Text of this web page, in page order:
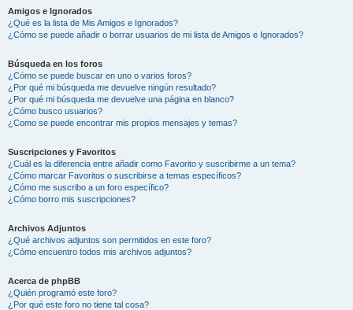
Amigos e Ignorados
¿Qué es la lista de Mis Amigos e Ignorados?
¿Cómo se puede añadir o borrar usuarios de mi lista de Amigos e Ignorados?
Búsqueda en los foros
¿Cómo se puede buscar en uno o varios foros?
¿Por qué mi búsqueda me devuelve ningún resultado?
¿Por qué mi búsqueda me devuelve una página en blanco?
¿Cómo busco usuarios?
¿Como se puede encontrar mis propios mensajes y temas?
Suscripciones y Favoritos
¿Cuál es la diferencia entre añadir como Favorito y suscribirme a un tema?
¿Cómo marcar Favoritos o suscribirse a temas específicos?
¿Cómo me suscribo a un foro específico?
¿Cómo borro mis suscripciones?
Archivos Adjuntos
¿Qué archivos adjuntos son permitidos en este foro?
¿Cómo encuentro todos mis archivos adjuntos?
Acerca de phpBB
¿Quién programó este foro?
¿Por qué este foro no tiene tal cosa?